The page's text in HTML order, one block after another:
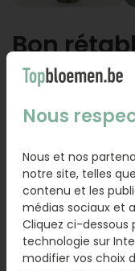
Bon
bouquet
Nous
Nous et nos
notre site, telles
contenu et les
médias sociaux et
Cliquez ci-
technologie sur
modifier vos choix